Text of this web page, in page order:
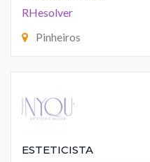
RHesolver
Pinheiros
ESTETICISTA